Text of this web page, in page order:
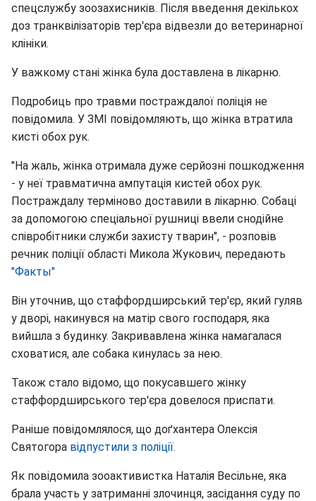
спецслужбу зоозахисників. Після введення декількох
доз транквілізаторів тер'єра відвезли до ветеринарної
клініки.
У важкому стані жінка була доставлена в лікарню.
Подробиць про травми постраждалої поліція не
повідомила. У ЗМІ повідомляють, що жінка втратила
кисті обох рук.
"На жаль, жінка отримала дуже серйозні пошкодження
- у неї травматична ампутація кистей обох рук.
Постраждалу терміново доставили в лікарню. Собаці
за допомогою спеціальної рушниці ввели снодійне
співробітники служби захисту тварин", - розповів
речник поліції області Микола Жукович, передають
"Факты"
Він уточнив, що стаффордширський тер'єр, який гуляв
у дворі, накинувся на матір свого господаря, яка
вийшла з будинку. Закривавлена жінка намагалася
сховатися, але собака кинулась за нею.
Також стало відомо, що покусавшего жінку
стаффордширського тер'єра довелося приспати.
Раніше повідомлялося, що доґхантера Олексія
Святогора відпустили з поліції.
Як повідомила зооактивистка Наталія Весільне, яка
брала участь у затриманні злочинця, засідання суду по